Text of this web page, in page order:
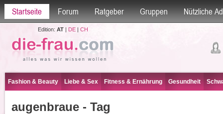
Startseite Forum Ratgeber Gruppen Nützliche
Edition: AT| DE| CH
Fashion & Beauty Liebe & Sex Fitness & Ernährung Gesundheit
augenbraue - Tag